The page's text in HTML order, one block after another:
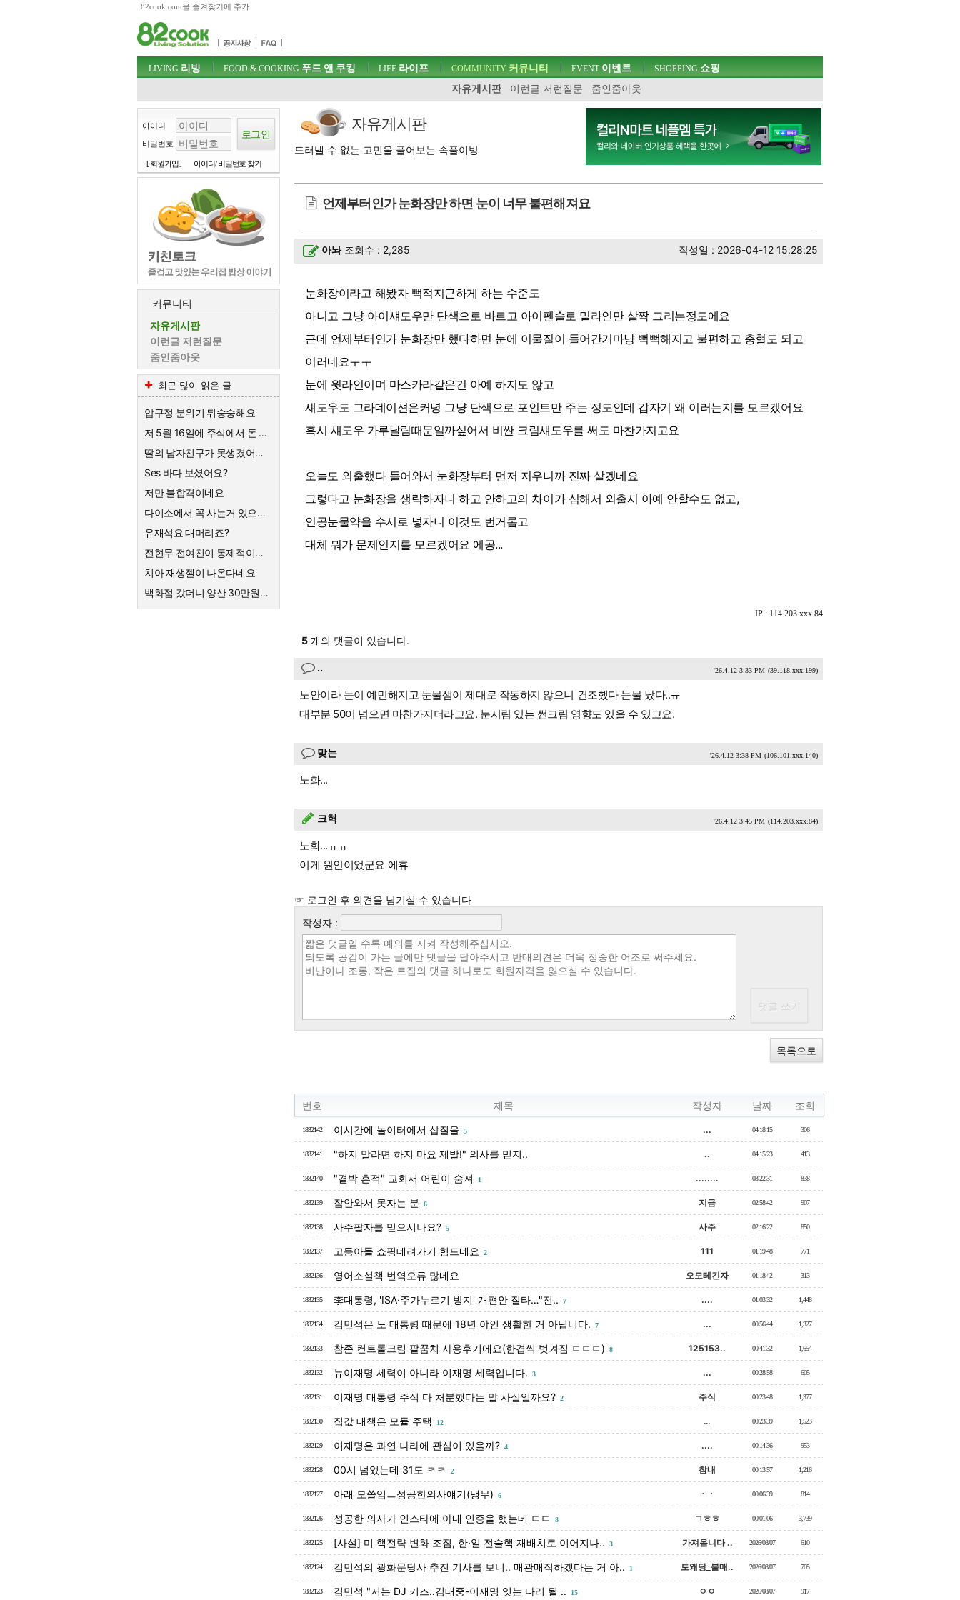
82cook.com을 즐겨찾기에 추가
주메뉴 바로가기
컨텐츠 바로가기
검색 바로가기
로그인 바로가기
주메뉴
LIVING 리빙 FOOD & COOKING 푸드 앤 쿠킹 LIFE 라이프 COMMUNITY 커뮤니티
자유게시판
이런글 저런질문 줌인줌아웃
EVENT이벤트 SHOPPING 쇼핑
아이디
비밀번호
[ 회원가입 ] 아이디/ 비밀번호 찾기
커뮤니티
자유게시판
이런글 저런질문
줌인줌아웃
최근 많이 읽은 글
압구정 분위기 뒤숭숭해요
저 5월 16일에 주식에서 돈 90% 뺐다고 글 올렸어요
딸의 남자친구가 못생겼어요 ㅡㆍㅡ
Ses 바다 보셨어요?
저만 불합격이네요
다이소에서 꼭 사는거 있으세요
유재석요 대머리죠?
전현무 전여친이 통제적이었다는데
치아 재생젤이 나온다네요
백화점 갔더니 양산 30만원하네요
자유게시판
드러낼 수 없는 고민을 풀어보는 속풀이방
언제부터인가 눈화장만 하면 눈이 너무 불편해져요
아놔조회수 : 2,285 작성일 : 2026-04-12 15:28:25
눈화장이라고 해봤자 뻑적지근하게 하는 수준도
아니고 그냥 아이섀도우만 단색으로 바르고 아이펜슬로 밑라인만 살짝 그리는정도에요
근데 언제부터인가 눈화장만 했다하면 눈에 이물질이 들어간거마냥 뻑뻑해지고 불편하고 충혈도 되고
이러네요ㅜㅜ
눈에 윗라인이며 마스카라같은건 아예 하지도 않고
섀도우도 그라데이션은커녕 그냥 단색으로 포인트만 주는 정도인데 갑자기 왜 이러는지를 모르겠어요
혹시 섀도우 가루날림때문일까싶어서 비싼 크림섀도우를 써도 마찬가지고요
오늘도 외출했다 들어와서 눈화장부터 먼저 지우니까 진짜 살겠네요
그렇다고 눈화장을 생략하자니 하고 안하고의 차이가 심해서 외출시 아예 안할수도 없고,
인공눈물약을 수시로 넣자니 이것도 번거롭고
대체 뭐가 문제인지를 모르겠어요 에공...
IP : 114.203.xxx.84
5 개의 댓글이 있습니다.
.. '26.4.12 3:33 PM (39.118.xxx.199)
노안이라 눈이 예민해지고 눈물샘이 제대로 작동하지 않으니 건조했다 눈물 났다..ㅠ
대부분 50이 넘으면 마찬가지더라고요. 눈시림 있는 썬크림 영향도 있을 수 있고요.
맞는 '26.4.12 3:38 PM (106.101.xxx.140)
노화...
크헉 '26.4.12 3:45 PM (114.203.xxx.84)
노화...ㅠㅠ
이게 원인이었군요 에휴
☞ 로그인 후 의견을 남기실 수 있습니다
작성자 :
목록으로
번호 제목 작성자 날짜 조회
1832142 이시간에 놀이터에서 삽질을 5 ... 04:18:15 306
1832141 "하지 말라면 하지 마요 제발!" 의사를 믿지.. .. 04:15:23 413
1832140 "결박 흔적" 교회서 어린이 숨져 1 ........ 03:22:31 838
1832139 잠안와서 못자는 분 6 지금 02:58:42 907
1832138 사주팔자를 믿으시나요? 5 사주 02:16:22 850
1832137 고등아들 쇼핑데려가기 힘드네요 2 111 01:19:48 771
1832136 영어소설책 번역오류 많네요 오모테긴자 01:18:42 313
1832135 李대통령, 'ISA·주가누르기 방지' 개편안 질타…"전.. 7 .... 01:03:32 1,448
1832134 김민석은 노 대통령 때문에 18년 야인 생활한 거 아닙니다. 7 ... 00:56:44 1,327
1832133 참존 컨트롤크림 팔꿈치 사용후기에요(한겹씩 벗겨짐 ㄷㄷㄷ) 8 125153.. 00:41:32 1,654
1832132 뉴이재명 세력이 아니라 이재명 세력입니다. 3 ... 00:28:58 605
1832131 이재명 대통령 주식 다 처분했다는 말 사실일까요? 2 주식 00:23:48 1,377
1832130 집값 대책은 모듈 주택 12 … 00:23:39 1,523
1832129 이재명은 과연 나라에 관심이 있을까? 4 .... 00:14:36 953
1832128 00시 넘었는데 31도 ㅋㅋ 2 참내 00:13:57 1,216
1832127 아래 모쏠임ㅡ성공한의사얘기(냉무) 6 ㆍㆍ 00:06:39 814
1832126 성공한 의사가 인스타에 아내 인증을 했는데 ㄷㄷ 8 ㄱㅎㅎ 00:01:06 3,739
1832125 [사설] 미 핵전략 변화 조짐, 한·일 전술핵 재배치로 이어지나.. 3 가져옵니다 .. 2026/08/07 610
1832124 김민석의 광화문당사 추진 기사를 보니.. 매관매직하겠다는 거 아.. 1 토왜당_불매.. 2026/08/07 705
1832123 김민석 "저는 DJ 키즈‥김대중-이재명 잇는 다리 될 .. 15 ㅇㅇ 2026/08/07 917